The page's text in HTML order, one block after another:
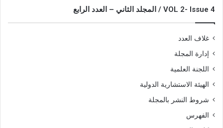
VOL 2- Issue 4 / المجلد الثاني – العدد الرابع
غلاف العدد
إدارة المجلة
اللجنة العلمية
الهيئة الاستشارية الدولية
شروط النشر بالمجلة
الفهرس